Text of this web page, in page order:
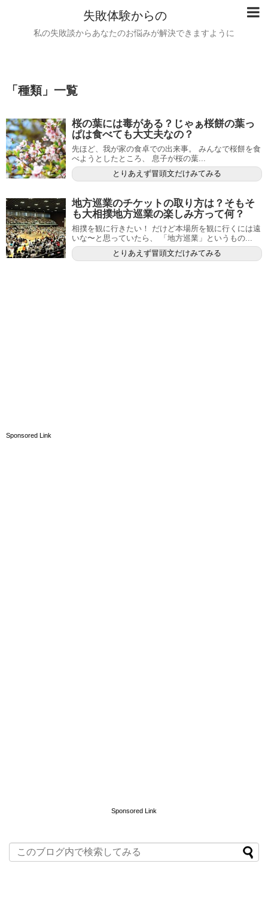
失敗体験からの
私の失敗談からあなたのお悩みが解決できますように
「 種類」 一覧
桜の葉には毒がある？じゃぁ桜餅の葉っ
ぱは食べても大丈夫なの？
先ほど、我が家の食卓での出来事。 みんなで桜餅を食
べようとしたところ、 息子が桜の葉...
とりあえず冒頭文だけみてみる
地方巡業のチケットの取り方は？そもそ
も大相撲地方巡業の楽しみ方って何？
相撲を観に行きたい！ だけど本場所を観に行くには遠
いな〜と思っていたら、 「地方巡業」というもの...
とりあえず冒頭文だけみてみる
Sponsored Link
Sponsored Link